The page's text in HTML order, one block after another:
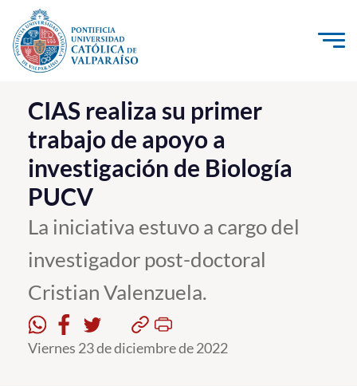
Click acá para ir directamente al contenido
La Universidad
Investigación, Creación e Innovación
PUCV Internacional
Vinculación con el Medio
Admisión
Pregrado
Postgrado
Formación Continua
CIAS realiza su primer
trabajo de apoyo a
investigación de Biología
PUCV
La iniciativa estuvo a cargo del
investigador post-doctoral
Cristian Valenzuela.
Viernes 23 de diciembre de 2022